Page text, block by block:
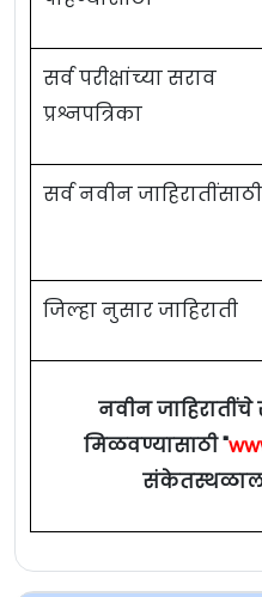
सर्व परीक्षांच्या सराव
प्रश्नपत्रिका
सर्व नवीन जाहिरातींसाठी
जिल्हा नुसार जाहिराती
नवीन
मिळवण्यासाठी "
संकेतस्थळाला